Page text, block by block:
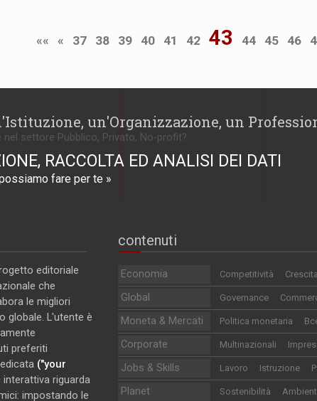
«« « 37 38 39 40 41 42 43 44 45 46
un'Organizzazione, un
nel settore Pubblico, Privato, No-profit?
RACCOLTA ED ANALISI DEI DATI
fare per te »
editoriale
che
le migliori
globale. L'utente è
preferiti
("your
interattiva riguarda
impostando le
contenuti
Economia Competitività Crescita
Global Governance
Moneta & Mercati Politica monetaria
Corporate Multinazionali
Jobs & Skills Lavoro Istruzione
Planet Sostenibilità